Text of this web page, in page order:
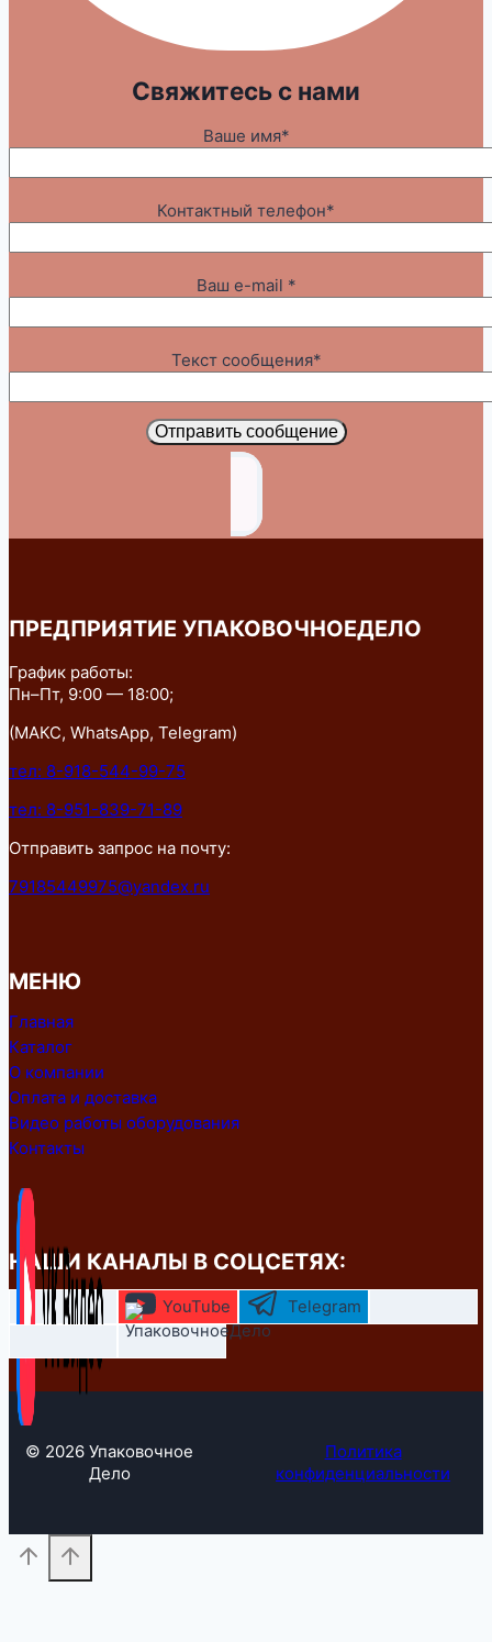
Свяжитесь с нами
Ваше имя*
Контактный телефон*
Ваш e-mail *
Текст сообщения*
Отправить сообщение
ПРЕДПРИЯТИЕ УПАКОВОЧНОЕДЕЛО
График работы:
Пн–Пт, 9:00 — 18:00;
(МАКС, WhatsApp, Telegram)
тел: 8-918-544-99-75
тел: 8-951-839-71-89
Отправить запрос на почту:
79185449975@yandex.ru
МЕНЮ
Главная
Каталог
О компании
Оплата и доставка
Видео работы оборудования
Контакты
НАШИ КАНАЛЫ В СОЦСЕТЯХ:
YouTube Telegram
© 2026 Упаковочное
Дело
Политика
конфиденциальности